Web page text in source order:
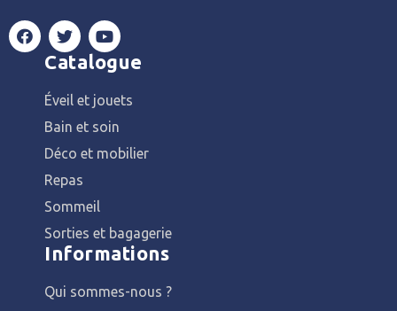
Catalogue
Éveil et jouets
Bain et soin
Déco et mobilier
Repas
Sommeil
Sorties et bagagerie
Informations
Qui sommes-nous ?